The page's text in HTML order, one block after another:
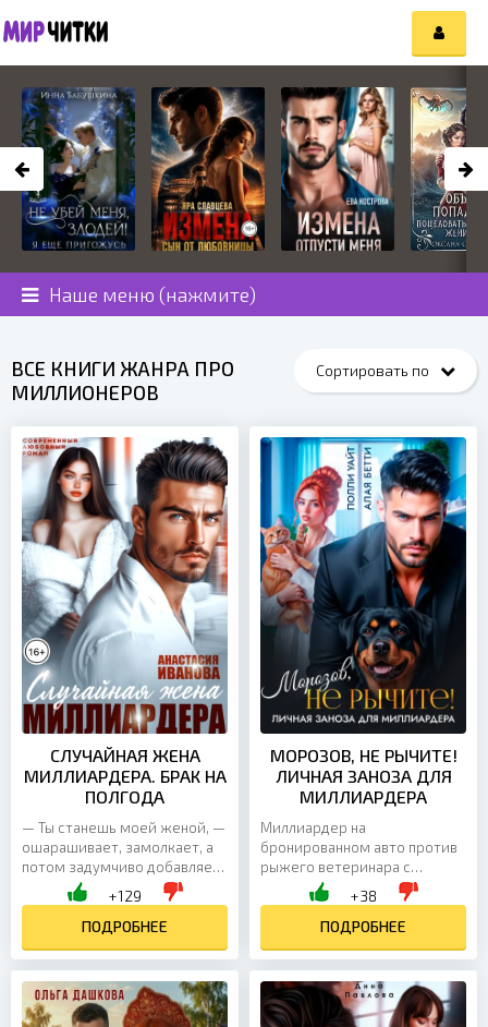
Наше меню (нажмите)
ВСЕ КНИГИ ЖАНРА ПРО
МИЛЛИОНЕРОВ
СЛУЧАЙНАЯ ЖЕНА
МИЛЛИАРДЕРА. БРАК НА
ПОЛГОДА
— Ты станешь моей женой, —
ошарашивает, замолкает, а
потом задумчиво добавляет:
— На полгода. — Спасибо, но
нет! Дёргаю ручку
автомобиля, желая...
+129
ПОДРОБНЕЕ
МОРОЗОВ, НЕ РЫЧИТЕ!
ЛИЧНАЯ ЗАНОЗА ДЛЯ
МИЛЛИАРДЕРА
Миллиардер на
бронированном авто против
рыжего ветеринара с
острым язычком. В этой
битве характеров сойдутся
ледяной баритон и женское
упрямство, а...
+38
ПОДРОБНЕЕ